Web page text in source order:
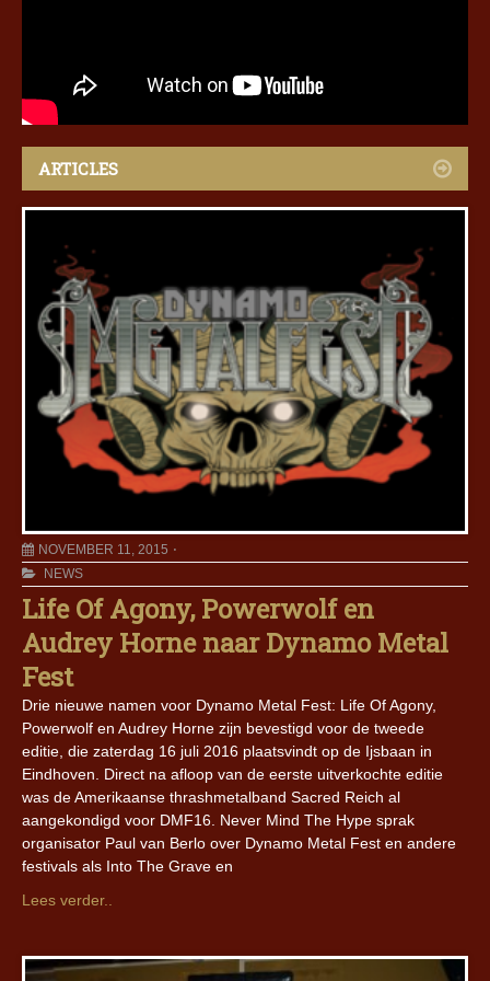
ARTICLES
NOVEMBER 11, 2015
NEWS
Life Of Agony, Powerwolf en
Audrey Horne naar Dynamo Metal
Fest
Drie nieuwe namen voor Dynamo Metal Fest: Life Of Agony,
Powerwolf en Audrey Horne zijn bevestigd voor de tweede
editie, die zaterdag 16 juli 2016 plaatsvindt op de Ijsbaan in
Eindhoven. Direct na afloop van de eerste uitverkochte editie
was de Amerikaanse thrashmetalband Sacred Reich al
aangekondigd voor DMF16. Never Mind The Hype sprak
organisator Paul van Berlo over Dynamo Metal Fest en andere
festivals als Into The Grave en
Lees verder..